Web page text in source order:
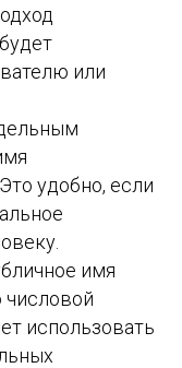
или
удобно, если
имя
числовой
использовать